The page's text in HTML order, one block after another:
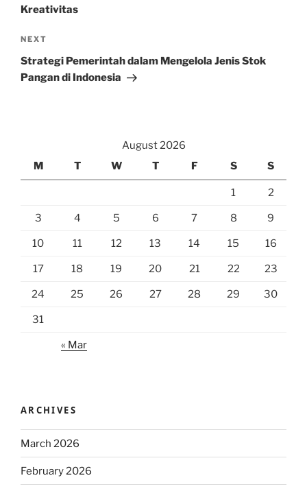
Kreativitas
Next
Post
NEXT
Strategi Pemerintah dalam Mengelola Jenis Stok
Pangan di Indonesia
August 2026
M
T W T F S S
1 2
3 4 5 6 7 8 9
10 11 12 13 14 15 16
17 18 19 20 21 22 23
24 25 26 27 28 29 30
31
« Mar
ARCHIVES
March 2026
February 2026